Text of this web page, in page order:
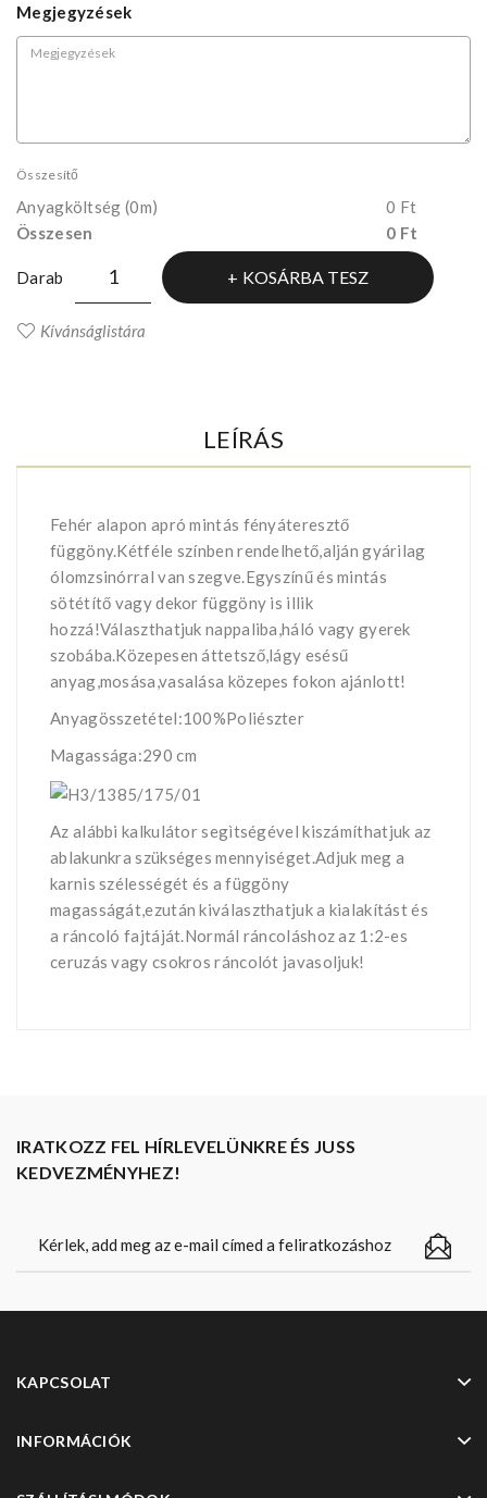
Megjegyzések
Összesítő
Anyagköltség (0m)
0 Ft
Összesen
0 Ft
Darab KOSÁRBA TESZ
Kívánságlistára
LEÍRÁS
Fehér alapon apró mintás fényáteresztő
függöny.Kétféle színben rendelhető,alján gyárilag
ólomzsinórral van szegve.Egyszínű és mintás
sötétítő vagy dekor függöny is illik
hozzá!Választhatjuk nappaliba,háló vagy gyerek
szobába.Közepesen áttetsző,lágy esésű
anyag,mosása,vasalása közepes fokon ajánlott!
Anyagösszetétel:100%Poliészter
Magassága:290 cm
Az alábbi kalkulátor segìtségével kiszámíthatjuk az
ablakunkra szükséges mennyiséget.Adjuk meg a
karnis szélességét és a függöny
magasságát,ezután kiválaszthatjuk a kialakítást és
a ráncoló fajtáját.Normál ráncoláshoz az 1:2-es
ceruzás vagy csokros ráncolót javasoljuk!
IRATKOZZ FEL HÍRLEVELÜNKRE ÉS JUSS
KEDVEZMÉNYHEZ!
KAPCSOLAT
INFORMÁCIÓK